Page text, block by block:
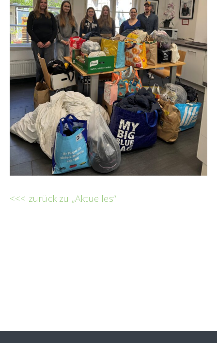
<<< zurück zu „Aktuelles“